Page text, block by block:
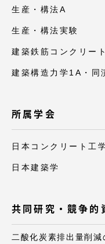
生産・構法A
生産・構法実験
建築鉄筋コンクリー
建築構造力学1A・同
所属学会
日本コンクリート工
日本建築学
共同研究・競争的
二酸化炭素排出量削